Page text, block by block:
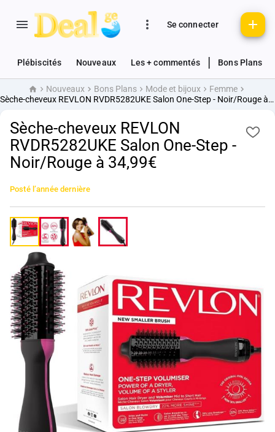
Se connecter
Plébiscités Nouveaux Les + commentés Bons Plans
AccueilNouveaux Bons Plans Mode et bijoux
Femme
Sèche-cheveux REVLON RVDR5282UKE Salon One-Step - Noir/Rouge à 34,99€
Sèche-cheveux REVLON
RVDR5282UKE Salon One-Step -
Noir/Rouge à 34,99€
Posté l’année dernière